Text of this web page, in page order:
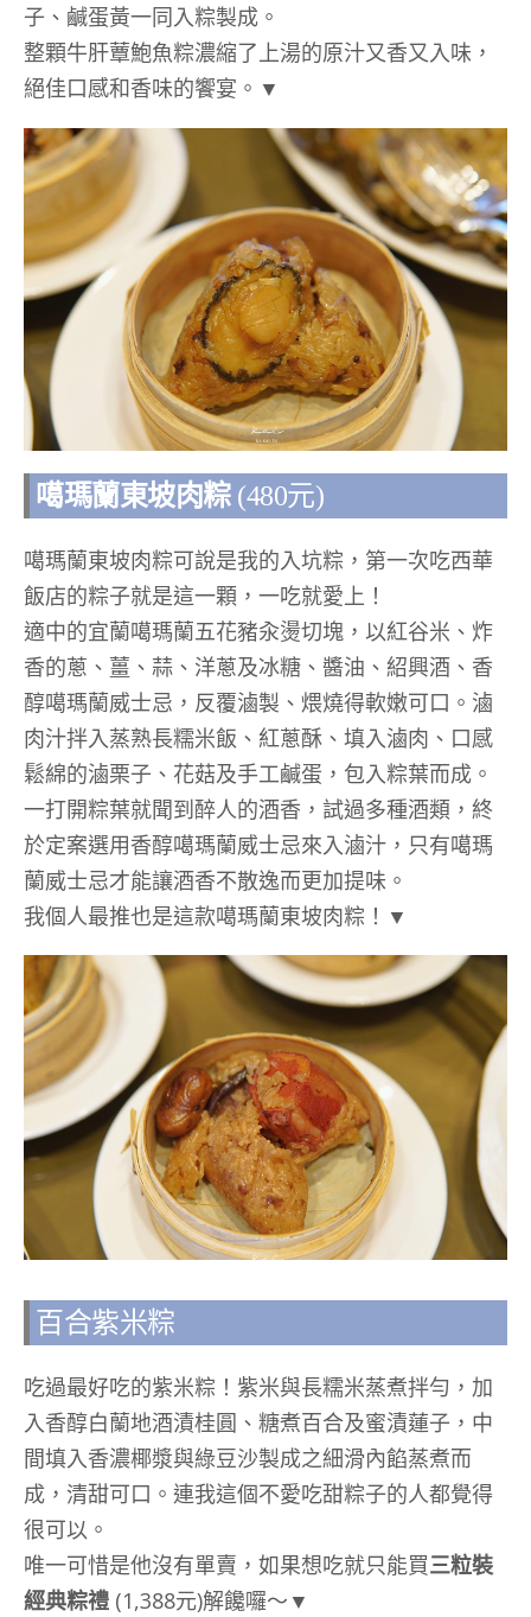
子、鹹蛋黃一同入粽製成。
整顆牛肝蕈鮑魚粽濃縮了上湯的原汁又香又入味，
絕佳口感和香味的饗宴。▼
噶瑪蘭東坡肉粽(480元)
噶瑪蘭東坡肉粽可說是我的入坑粽，第一次吃西華
飯店的粽子就是這一顆，一吃就愛上！
適中的宜蘭噶瑪蘭五花豬汆燙切塊，以紅谷米、炸
香的蔥、薑、蒜、洋蔥及冰糖、醬油、紹興酒、香
醇噶瑪蘭威士忌，反覆滷製、煨燒得軟嫩可口。滷
肉汁拌入蒸熟長糯米飯、紅蔥酥、填入滷肉、口感
鬆綿的滷栗子、花菇及手工鹹蛋，包入粽葉而成。
一打開粽葉就聞到醉人的酒香，試過多種酒類，終
於定案選用香醇噶瑪蘭威士忌來入滷汁，只有噶瑪
蘭威士忌才能讓酒香不散逸而更加提味。
我個人最推也是這款噶瑪蘭東坡肉粽！▼
百合紫米粽
吃過最好吃的紫米粽！紫米與長糯米蒸煮拌勻，加
入香醇白蘭地酒漬桂圓、糖煮百合及蜜漬蓮子，中
間填入香濃椰漿與綠豆沙製成之細滑內餡蒸煮而
成，清甜可口。連我這個不愛吃甜粽子的人都覺得
很可以。
唯一可惜是他沒有單賣，如果想吃就只能買三粒裝
經典粽禮 (1,388元)解饞囉～▼